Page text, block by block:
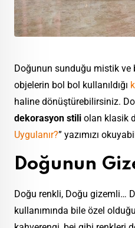
Doğunun sunduğu mistik ve
objelerin bol bol kullanıldığı
haline dönüştürebilirsiniz.
dekorasyon stili olan klasik
Uygulanır?” yazımızı
Doğunun
Doğu renkli, Doğu gizemli…
kullanımında bile özel